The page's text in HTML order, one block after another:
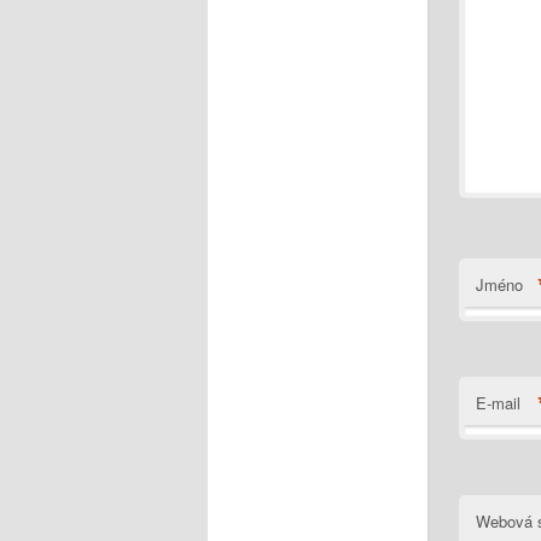
Jméno
E-mail
Webová